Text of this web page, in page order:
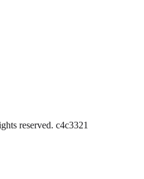
reserved. c4c3321